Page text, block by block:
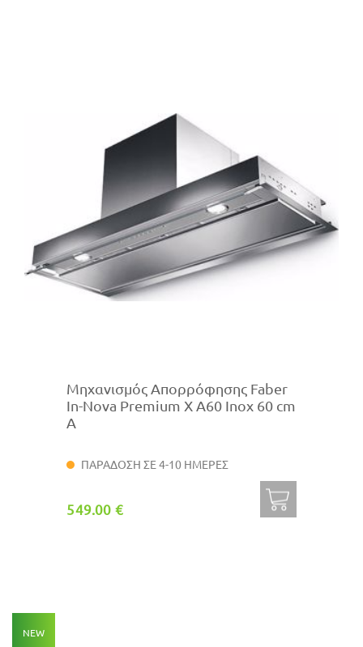
Μηχανισμός Απορρόφησης Faber
In-Nova Premium X A60 Inox 60 cm
A
ΠΑΡΑΔΟΣΗ ΣΕ 4-10 ΗΜΕΡΕΣ
549.00 €
NEW